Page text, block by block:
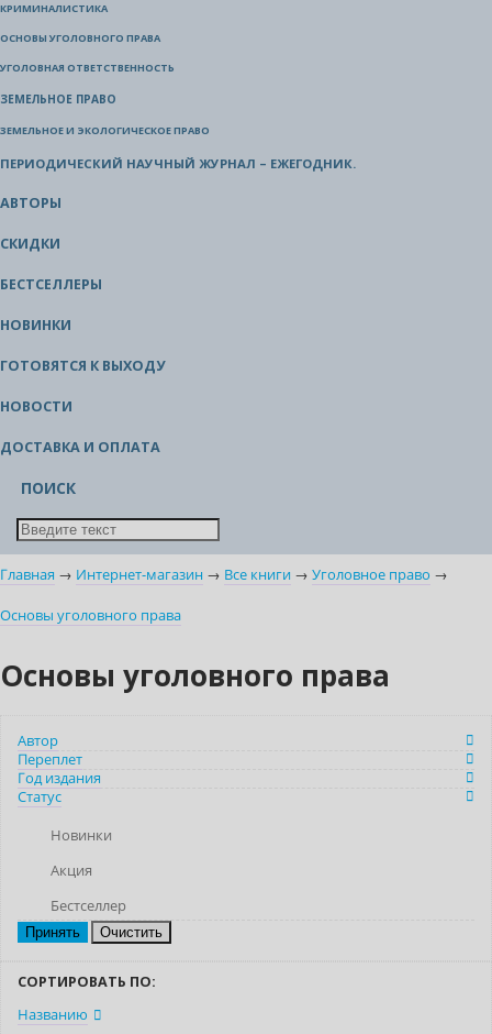
КРИМИНАЛИСТИКА
ОСНОВЫ УГОЛОВНОГО ПРАВА
УГОЛОВНАЯ ОТВЕТСТВЕННОСТЬ
ЗЕМЕЛЬНОЕ ПРАВО
ЗЕМЕЛЬНОЕ И ЭКОЛОГИЧЕСКОЕ ПРАВО
ПЕРИОДИЧЕСКИЙ НАУЧНЫЙ ЖУРНАЛ – ЕЖЕГОДНИК.
АВТОРЫ
СКИДКИ
БЕСТСЕЛЛЕРЫ
НОВИНКИ
ГОТОВЯТСЯ К ВЫХОДУ
НОВОСТИ
ДОСТАВКА И ОПЛАТА
ПОИСК
Главная → Интернет-магазин → Все книги → Уголовное право →
Основы уголовного права
Основы уголовного права
Автор
Переплет
Год издания
Статус
Новинки
Акция
Бестселлер
Очистить
СОРТИРОВАТЬ ПО:
Названию